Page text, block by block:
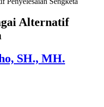
Alternatif
SH., MH.